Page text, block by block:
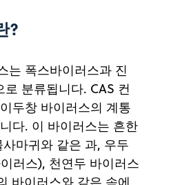
?
는 폭스바이러스과 진
분류됩니다. CAS 컨
두창 바이러스의 계통
다. 이 바이러스는 흔한
마귀와 같은 과, 우두
러스), 천연두 바이러스